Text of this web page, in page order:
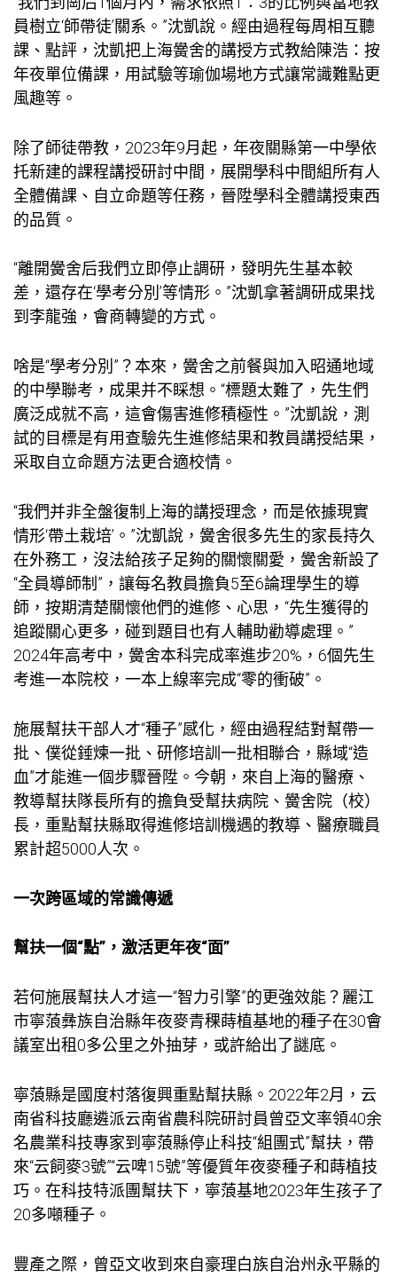
員樹立‘師帶徒’關系。”沈凱說。經由過程每周相互聽
課、點評，沈凱把上海黌舍的講授方式教給陳浩：按
年夜單位備課，用試驗等瑜伽場地方式讓常識難點更
風趣等。
除了師徒帶教，2023年9月起，年夜關縣第一中學依
托新建的課程講授研討中間，展開學科中間組所有人
全體備課、自立命題等任務，晉陞學科全體講授東西
的品質。
“離開黌舍后我們立即停止調研，發明先生基本較
差，還存在‘學考分別’等情形。”沈凱拿著調研成果找
到李龍強，會商轉變的方式。
啥是“學考分別”？本來，黌舍之前餐與加入昭通地域
的中學聯考，成果并不睬想。“標題太難了，先生們
廣泛成就不高，這會傷害進修積極性。”沈凱說，測
試的目標是有用查驗先生進修結果和教員講授結果，
采取自立命題方法更合適校情。
“我們并非全盤復制上海的講授理念，而是依據現實
情形‘帶土栽培’。”沈凱說，黌舍很多先生的家長持久
在外務工，沒法給孩子足夠的關懷關愛，黌舍新設了
“全員導師制”，讓每名教員擔負5至6論理學生的導
師，按期清楚關懷他們的進修、心思，“先生獲得的
追蹤關心更多，碰到題目也有人輔助勸導處理。”
2024年高考中，黌舍本科完成率進步20%，6個先生
考進一本院校，一本上線率完成“零的衝破”。
施展幫扶干部人才“種子”感化，經由過程結對幫帶一
批、僕從錘煉一批、研修培訓一批相聯合，縣域“造
血”才能進一個步驟晉陞。今朝，來自上海的醫療、
教導幫扶隊長所有的擔負受幫扶病院、黌舍院（校）
長，重點幫扶縣取得進修培訓機遇的教導、醫療職員
累計超5000人次。
一次跨區域的常識傳遞
幫扶一個“點”，激活更年夜“面”
若何施展幫扶人才這一“智力引擎”的更強效能？麗江
市寧蒗彝族自治縣年夜麥青稞蒔植基地的種子在30會
議室出租0多公里之外抽芽，或許給出了謎底。
寧蒗縣是國度村落復興重點幫扶縣。2022年2月，云
南省科技廳遴派云南省農科院研討員曾亞文率領40余
名農業科技專家到寧蒗縣停止科技“組團式”幫扶，帶
來“云飼麥3號”“云啤15號”等優質年夜麥種子和蒔植技
巧。在科技特派團幫扶下，寧蒗基地2023年生孩子了
20多噸種子。
豐產之際，曾亞文收到來自豪理白族自治州永平縣的